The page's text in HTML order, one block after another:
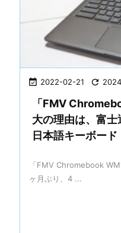
 2022-02-21 
「FMV
大の理由は、富
日本語キーボード
「FMV Chromebook
ヶ月ぶり、4 ...